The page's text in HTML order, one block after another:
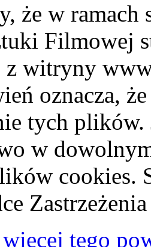
że w ramach
Filmowej
z witryny
oznacza,
tych plików.
w
cookies.
tego